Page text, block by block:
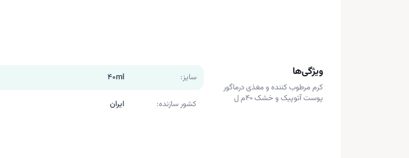
ویژگی‌ها
کرم مرطوب کننده و مغذی درماگور
پوست آتوپیک و خشک 40م ل
سایز: 40ml
کشور سازنده: ایران